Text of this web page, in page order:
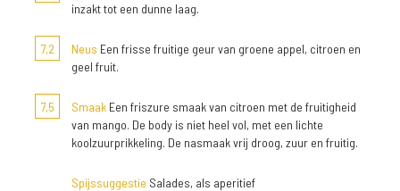
inzakt tot een dunne laag.
7,2 Neus Een frisse fruitige geur van groene appel, citroen en
geel fruit.
7,5 Smaak Een friszure smaak van citroen met de fruitigheid
van mango. De body is niet heel vol, met een lichte
koolzuurprikkeling. De nasmaak vrij droog, zuur en fruitig.
Spijssuggestie Salades, als aperitief